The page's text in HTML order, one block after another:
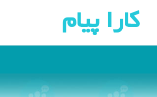
كارا پیام